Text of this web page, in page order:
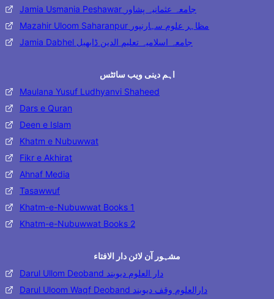
Jamia Usmania Peshawar جامعہ عثمانیہ پشاور
Mazahir Uloom Saharanpur مظاہر علوم سہارنپور
Jamia Dabhel جامعہ اسلامیہ تعلیم الدین ڈابھیل
اہم دینی ویب سائٹس
Maulana Yusuf Ludhyanvi Shaheed
Dars e Quran
Deen e Islam
Khatm e Nubuwwat
Fikr e Akhirat
Ahnaf Media
Tasawwuf
Khatm-e-Nubuwwat Books 1
Khatm-e-Nubuwwat Books 2
مشہور آن لائن دار الافتاء
Darul Ullom Deoband دار العلوم دیوبند
Darul Uloom Waqf Deoband دارالعلوم وقف دیوبند